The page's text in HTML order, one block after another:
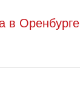
в Оренбурге